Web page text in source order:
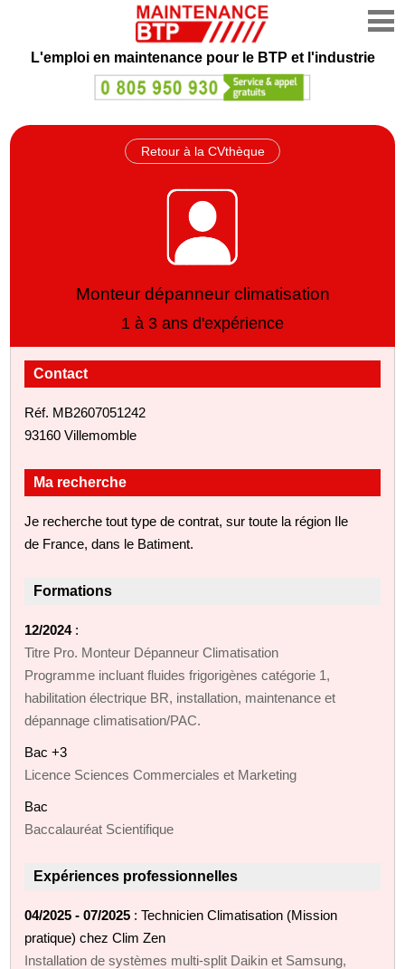
L'emploi en maintenance pour le BTP et l'industrie
Retour à la CVthèque
Monteur dépanneur climatisation
1 à 3 ans d'expérience
Contact
Réf. MB2607051242
93160 Villemomble
Ma recherche
Je recherche tout type de contrat, sur toute la région Ile
de France, dans le Batiment.
Formations
12/2024:
Titre Pro. Monteur Dépanneur Climatisation
Programme incluant fluides frigorigènes catégorie 1,
habilitation électrique BR, installation, maintenance et
dépannage climatisation/PAC.
Bac +3
Licence Sciences Commerciales et Marketing
Bac
Baccalauréat Scientifique
Expériences professionnelles
04/2025 - 07/2025 : Technicien Climatisation (Mission
pratique) chez Clim Zen
Installation de systèmes multi‑split Daikin et Samsung,